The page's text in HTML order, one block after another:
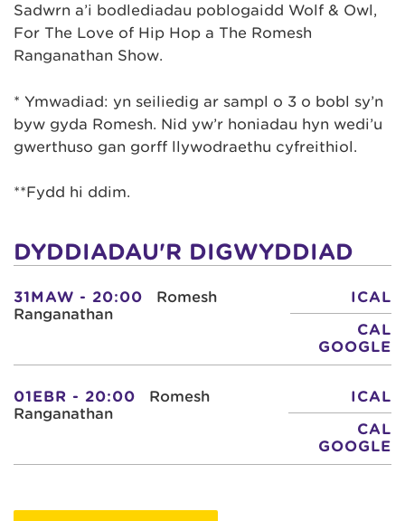
Sadwrn a’i bodlediadau poblogaidd Wolf & Owl,
For The Love of Hip Hop a The Romesh
Ranganathan Show.
* Ymwadiad: yn seiliedig ar sampl o 3 o bobl sy’n
byw gyda Romesh. Nid yw’r honiadau hyn wedi’u
gwerthuso gan gorff llywodraethu cyfreithiol.
**Fydd hi ddim.
DYDDIADAU'R DIGWYDDIAD
31MAW - 20:00
Romesh
Ranganathan
ICAL
CAL
GOOGLE
01EBR - 20:00
Romesh
Ranganathan
ICAL
CAL
GOOGLE